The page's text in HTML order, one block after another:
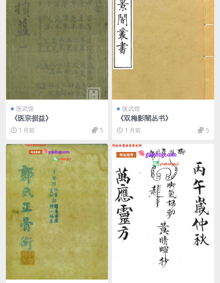
医武馆
《医宗损益》
1 月前 5
医武馆
《双梅影闇丛书》
1 月前 5